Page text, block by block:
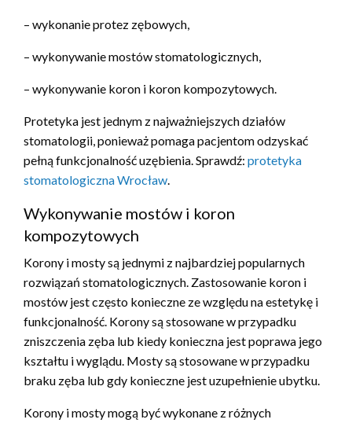
– wykonanie protez zębowych,
– wykonywanie mostów stomatologicznych,
– wykonywanie koron i koron kompozytowych.
Protetyka jest jednym z najważniejszych działów
stomatologii, ponieważ pomaga pacjentom odzyskać
pełną funkcjonalność uzębienia. Sprawdź: protetyka
stomatologiczna Wrocław
Wykonywanie mostów i koron
kompozytowych
Korony i mosty są jednymi z najbardziej popularnych
rozwiązań stomatologicznych. Zastosowanie koron i
mostów jest często konieczne ze względu na estetykę i
funkcjonalność. Korony są stosowane w przypadku
zniszczenia zęba lub kiedy konieczna jest poprawa jego
kształtu i wyglądu. Mosty są stosowane w przypadku
braku zęba lub gdy konieczne jest uzupełnienie ubytku.
Korony i mosty mogą być wykonane z różnych